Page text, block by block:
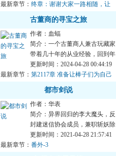
少了古董？仓库...
最新章节： 终章：谢谢大家一路相随，让
我们再约明天！
古董商的寻宝之旅
作者：血蝠
简介：一个古董商人兼古玩藏家
带着几十年的从业经验，回到年
代中期自己年轻时。然后，他发
现想要找好藏品...
更新时间：2024-04-28 00:44:19
最新章节： 第2117章 准备让棒子们为自己
都市剑说
作者：华表
简介：异界回归的李大魔头，反
封建迷信协会成员，兼职斩妖除
魔，从心理到生理专治各种不
服。作者是中央八...
更新时间：2021-04-28 21:57:41
最新章节： 番外-3